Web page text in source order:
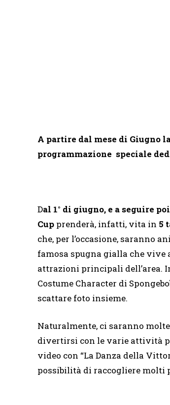
A partire dal mese di Giugno
programmazione speciale
Dal 1° di giugno, e a seguire
Cup prenderà, infatti, vita in 5
che, per l’occasione, saranno
famosa spugna gialla che vive
attrazioni principali dell’area.
Costume Character di
scattare foto insieme.
Naturalmente, ci saranno
divertirsi con le varie attività
video con “La Danza della
possibilità di raccogliere molti